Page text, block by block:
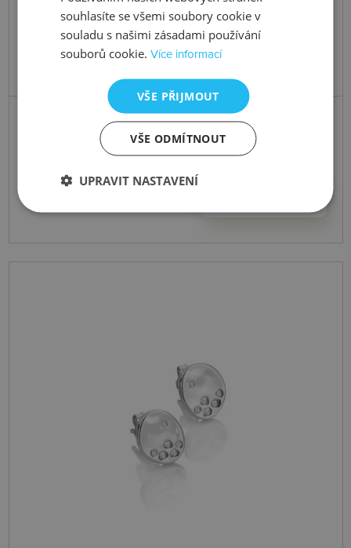
Stříbrný náhrdelník Illuminate
DP1032
4639 Kč
souhlasíte se všemi soubory cookie v
souladu s našimi zásadami používání
souborů cookie.Více informací
VŠE PŘIJMOUT
VŠE ODMÍTNOUT
UPRAVIT NASTAVENÍ